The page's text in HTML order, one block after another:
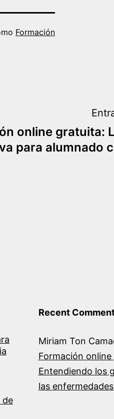
Formación
online gratuita:
para alumnado
de
Recent
Miriam Ton
Formación
Entendiendo los
las